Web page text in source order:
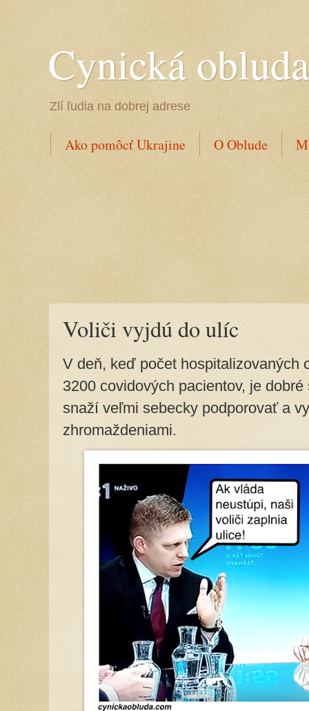
Cynická obluda
Zlí ľudia na dobrej adrese
Ako pomôcť Ukrajine O Oblude
Voliči vyjdú do ulíc
V deň, keď počet hospitalizovaných
3200 covidových pacientov, je
snaží veľmi sebecky podporovať a
zhromaždeniami.